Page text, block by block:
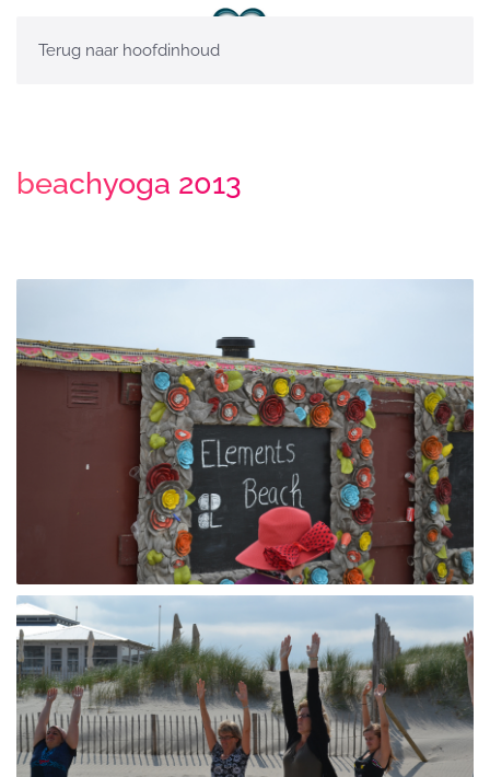
Terug naar hoofdinhoud
beachyoga 2013